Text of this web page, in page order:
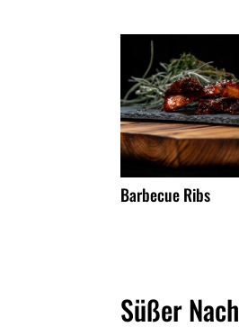
Barbecue Ribs
Süßer